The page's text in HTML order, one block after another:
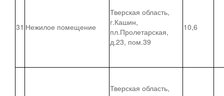
31 Нежилое помещение
Тверская область,
г.Кашин,
пл.Пролетарская,
д.23, пом.39
10,6
Тверская область,